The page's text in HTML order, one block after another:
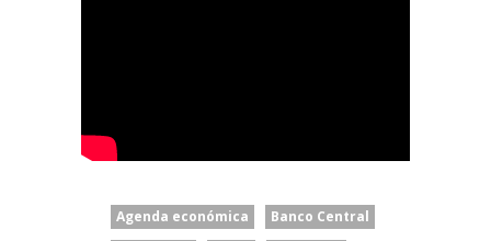
Agenda económica
Banco Central